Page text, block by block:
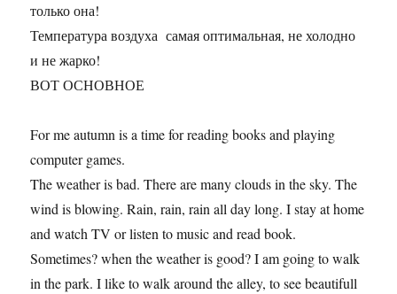
только она!
Температура воздуха самая оптимальная, не холодно
и не жарко!
ВОТ ОСНОВНОЕ
For me autumn is a time for reading books and playing
computer games.
The weather is bad. There are many clouds in the sky. The
wind is blowing. Rain, rain, rain all day long. I stay at home
and watch TV or listen to music and read book.
Sometimes? when the weather is good? I am going to walk
in the park. I like to walk around the alley, to see beautifull